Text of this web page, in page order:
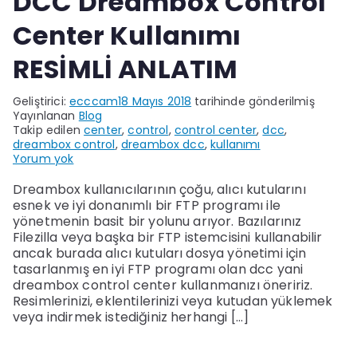
Center Kullanımı
RESİMLİ ANLATIM
Geliştirici:ecccam18 Mayıs 2018 tarihinde gönderilmiş
Yayınlanan Blog
Takip edilencenter,control, control center,dcc,
dreambox control, dreambox dcc,kullanımı
Yorum yokDCC
Control
Center
Kullanımı
RESİMLİ
ANLATIM
Dreambox kullanıcılarının çoğu, alıcı kutularını
esnek ve iyi donanımlı bir FTP programı ile
yönetmenin basit bir yolunu arıyor. Bazılarınız
Filezilla veya başka bir FTP istemcisini kullanabilir
ancak burada alıcı kutuları dosya yönetimi için
tasarlanmış en iyi FTP programı olan dcc yani
dreambox control center kullanmanızı öneririz.
Resimlerinizi, eklentilerinizi veya kutudan yüklemek
veya indirmek istediğiniz herhangi […]